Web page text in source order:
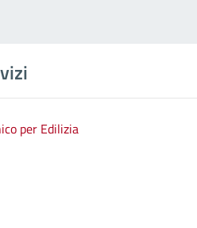
per Edilizia